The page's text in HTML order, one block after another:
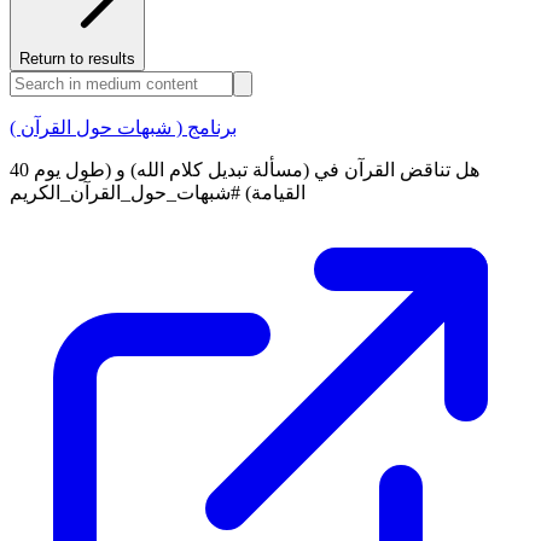
Return to results
برنامج ( شبهات حول القرآن )
40 هل تناقض القرآن في (مسألة تبديل كلام الله) و (طول يوم
القيامة) #شبهات_حول_القرآن_الكريم